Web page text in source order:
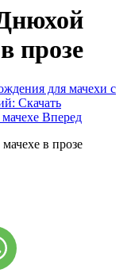
прозе
для мачехи с
Скачать
Вперед